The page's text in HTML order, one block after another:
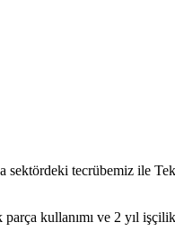
sektördeki tecrübemiz ile
kullanımı ve 2 yıl